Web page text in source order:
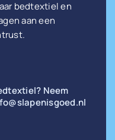
bedtextiel en
aan een
Neem